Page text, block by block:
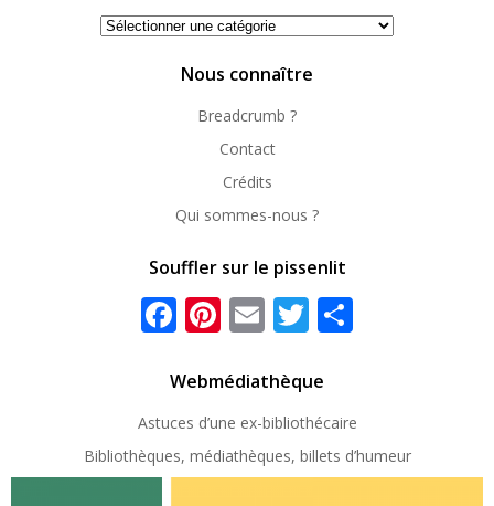
Se
Nous connaître
Breadcrumb ?
Contact
Crédits
Qui sommes-nous ?
Souffler sur le pissenlit
Facebook
Pinterest
EmailTwitter
Webmédiathèque
Astuces d’une ex-bibliothécaire
Bibliothèques, médiathèques, billets d’humeur